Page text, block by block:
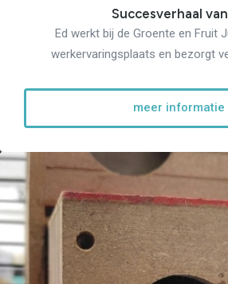
Succesverhaal
Ed werkt bij de Groente en Fruit
werkervaringsplaats en bezorgt
meer informatie